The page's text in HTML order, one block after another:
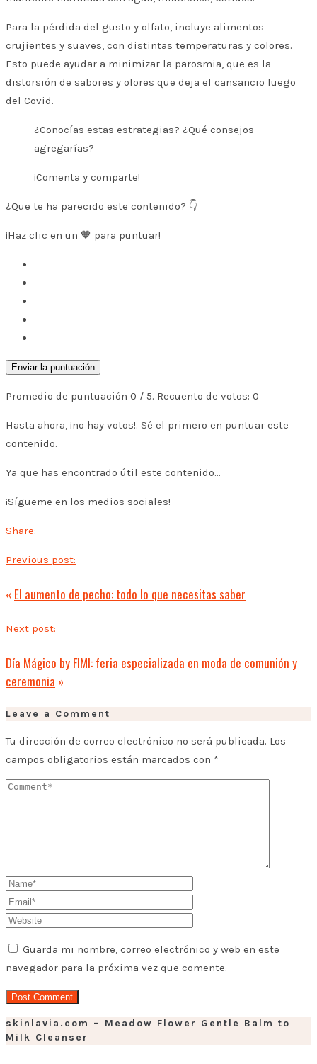
Para la pérdida del gusto y olfato, incluye alimentos
crujientes y suaves, con distintas temperaturas y colores.
Esto puede ayudar a minimizar la parosmia, que es la
distorsión de sabores y olores que deja el cansancio luego
del Covid.
¿Conocías estas estrategias? ¿Qué consejos
agregarías?
¡Comenta y comparte!
¿Que te ha parecido este contenido? 👇
¡Haz clic en un 🧡 para puntuar!
Enviar la puntuación
Promedio de puntuación 0 / 5. Recuento de votos: 0
Hasta ahora, ¡no hay votos!. Sé el primero en puntuar este
contenido.
Ya que has encontrado útil este contenido...
¡Sígueme en los medios sociales!
Share:
Previous post:
« El aumento de pecho: todo lo que necesitas saber
Next post:
Día Mágico by FIMI: feria especializada en moda de comunión y
ceremonia »
Leave a Comment
Tu dirección de correo electrónico no será publicada. Los
campos obligatorios están marcados con *
Guarda mi nombre, correo electrónico y web en este
navegador para la próxima vez que comente.
skinlavia.com – Meadow Flower Gentle Balm to
Milk Cleanser